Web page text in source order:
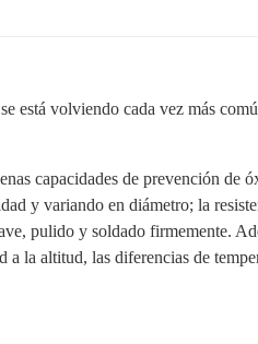
está volviendo cada vez más
capacidades de prevención
y variando en diámetro; la
pulido y soldado firmemente.
la altitud, las diferencias de